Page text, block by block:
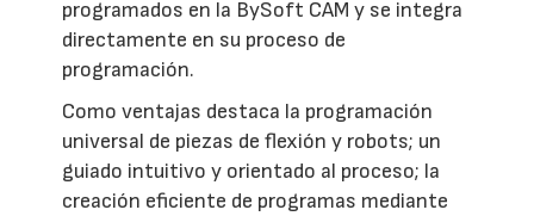
programados en la BySoft CAM y se integra
directamente en su proceso de
programación.
Como ventajas destaca la programación
universal de piezas de flexión y robots; un
guiado intuitivo y orientado al proceso; la
creación eficiente de programas mediante